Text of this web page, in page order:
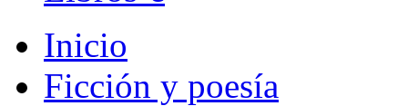
Inicio
Ficción y poesía